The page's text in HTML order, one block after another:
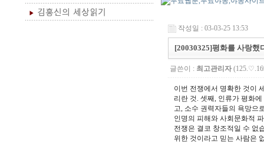
작성일 : 03-03-25 13:53
[20030325]평화를 사랑했
글쓴이 : 최고관리자
이번 전쟁에서 명확한 것이
리란 것. 셋째, 인류가 평화
고, 소수 권력자들의 욕망으
인명의 피해와 사회문화적
전쟁은 결코 창조적일 수 없
위한 것이라고 믿는 사람은